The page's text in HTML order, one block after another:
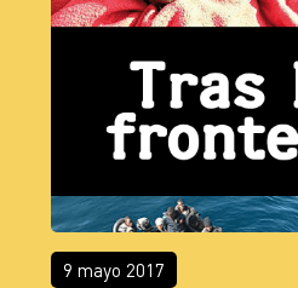
9 mayo 2017